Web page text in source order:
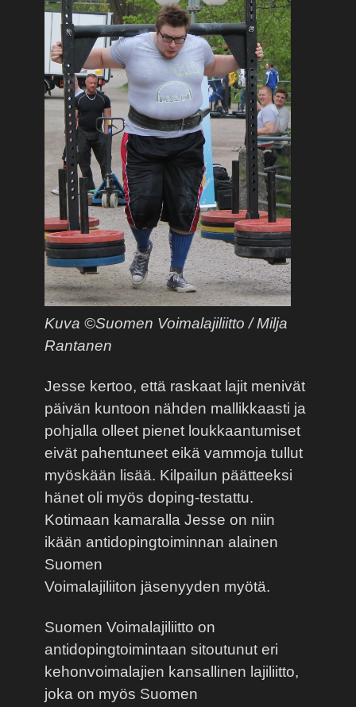
Kuva ©Suomen Voimalajiliitto / Milja
Rantanen
Jesse kertoo, että raskaat lajit menivät
päivän kuntoon nähden mallikkaasti ja
pohjalla olleet pienet loukkaantumiset
eivät pahentuneet eikä vammoja tullut
myöskään lisää. Kilpailun päätteeksi
hänet oli myös doping-testattu.
Kotimaan kamaralla Jesse on niin
ikään antidopingtoiminnan alainen
Suomen
Voimalajiliiton jäsenyyden myötä.
Suomen Voimalajiliitto on
antidopingtoimintaan sitoutunut eri
kehonvoimalajien kansallinen lajiliitto,
joka on myös Suomen